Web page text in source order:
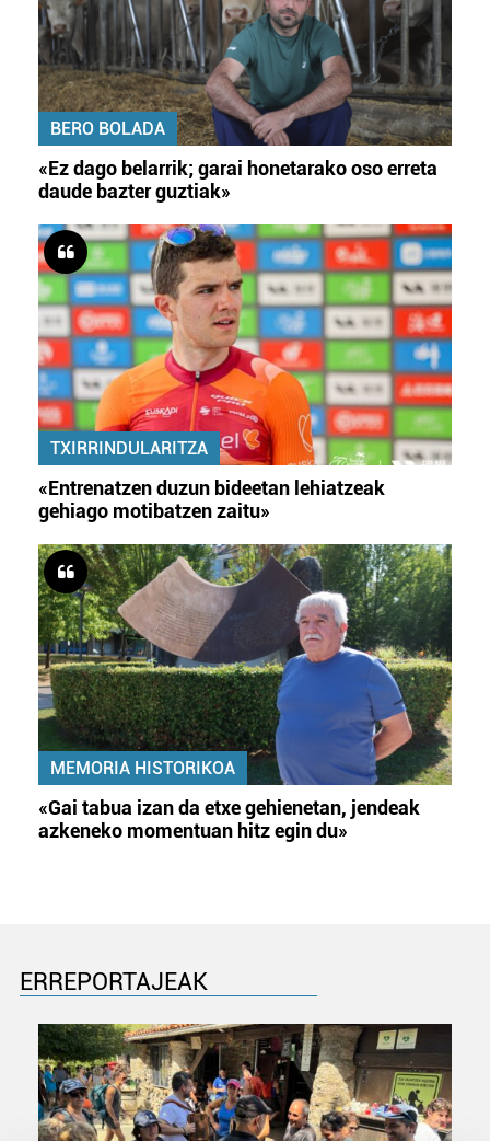
BERO BOLADA
«Ez dago belarrik; garai honetarako oso erreta
daude bazter guztiak»
TXIRRINDULARITZA
«Entrenatzen duzun bideetan lehiatzeak
gehiago motibatzen zaitu»
MEMORIA HISTORIKOA
«Gai tabua izan da etxe gehienetan, jendeak
azkeneko momentuan hitz egin du»
ERREPORTAJEAK